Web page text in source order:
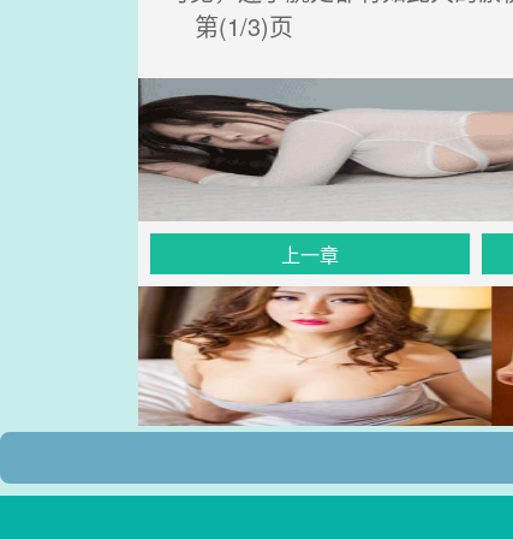
第(1/3)页
上一章